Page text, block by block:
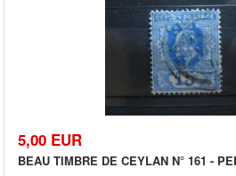
5,00 EUR
BEAU TIMBRE DE CEYLAN N° 161 -